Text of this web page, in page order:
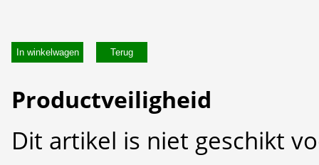
In winkelwagen
Productveiligheid
Dit artikel is niet geschikt